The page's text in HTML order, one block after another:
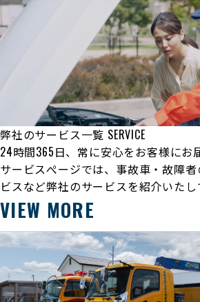
弊社のサービス一覧 SERVICE
24時間365日、常に安心をお客様にお
サービスぺージでは、事故車・故障
ビスなど弊社のサービスを紹介いたし
VIEW MORE